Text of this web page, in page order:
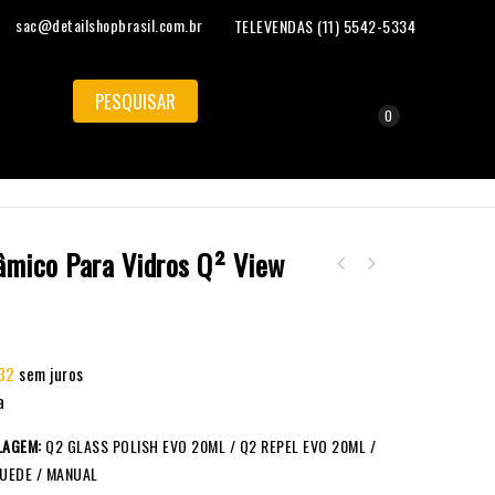
sac@detailshopbrasil.com.br TELEVENDAS (11) 5542-5334
0
Para Vidros Q² View
sem juros
Q2 GLASS POLISH EVO 20ML / Q2 REPEL EVO 20ML /
/ MANUAL